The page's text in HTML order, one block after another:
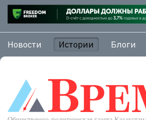
Новости Истории Блоги